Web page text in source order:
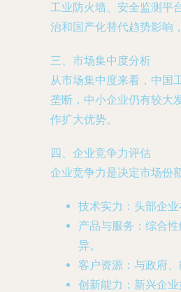
工业防火墙、安全监测平
治和国产化替代趋势影响
三、市场集中度分析
从市场集中度来看，中国
垄断，中小企业仍有较大
作扩大优势。
四、企业竞争力评估
企业竞争力是决定市场份
技术实力：头部企
产品与服务：综合
异。
客户资源：与政府
创新能力：新兴企